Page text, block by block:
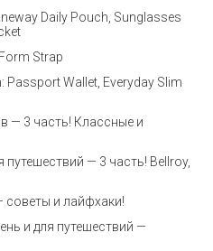
Daily Pouch, Sunglasses
Strap
Wallet, Everyday Slim
— 3 часть! Классные и
— 3 часть! Bellroy,
советы и лайфхаки!
и для путешествий —